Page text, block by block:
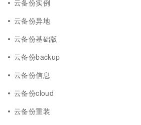
云备份实例
云备份异地
云备份基础版
云备份backup
云备份信息
云备份cloud
云备份重装